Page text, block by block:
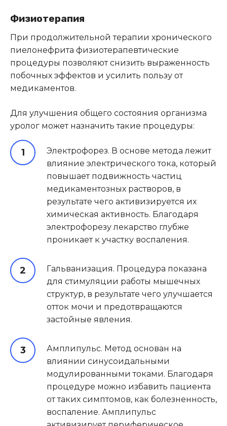
Физиотерапия
При продолжительной терапии хронического
пиелонефрита физиотерапевтические
процедуры позволяют снизить выраженность
побочных эффектов и усилить пользу от
медикаментов.
Для улучшения общего состояния организма
уролог может назначить такие процедуры:
Электрофорез. В основе метода лежит
влияние электрического тока, который
повышает подвижность частиц
медикаментозных растворов, в
результате чего активизируется их
химическая активность. Благодаря
электрофорезу лекарство глубже
проникает к участку воспаления.
Гальванизация. Процедура показана
для стимуляции работы мышечных
структур, в результате чего улучшается
отток мочи и предотвращаются
застойные явления.
Амплипульс. Метод основан на
влиянии синусоидальными
модулированными токами. Благодаря
процедуре можно избавить пациента
от таких симптомов, как болезненность,
воспаление. Амплипульс